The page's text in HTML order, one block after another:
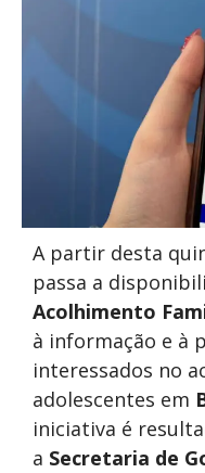
A partir desta
passa a
Acolhimento
à informação e à
interessados no
adolescentes em
iniciativa é
a Secretaria de